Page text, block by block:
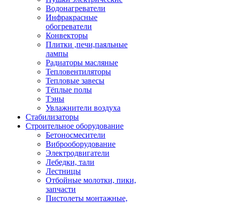
Водонагреватели
Инфракрасные
обогреватели
Конвекторы
Плитки ,печи,паяльные
лампы
Радиаторы масляные
Тепловентиляторы
Тепловые завесы
Тёплые полы
Тэны
Увлажнители воздуха
Стабилизаторы
Строительное оборудование
Бетоносмесители
Виброоборудование
Электродвигатели
Лебедки, тали
Лестницы
Отбойные молотки, пики,
запчасти
Пистолеты монтажные,